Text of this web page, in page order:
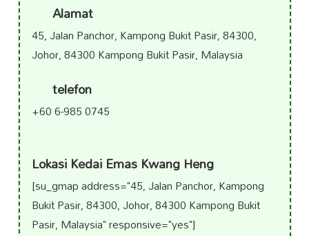
Alamat
45, Jalan Panchor, Kampong Bukit Pasir, 84300,
Johor, 84300 Kampong Bukit Pasir, Malaysia
telefon
+60 6-985 0745
Lokasi Kedai Emas Kwang Heng
[su_gmap address="45, Jalan Panchor, Kampong
Bukit Pasir, 84300, Johor, 84300 Kampong Bukit
Pasir, Malaysia" responsive="yes"]